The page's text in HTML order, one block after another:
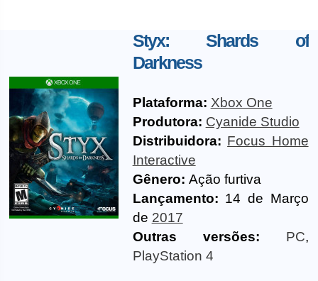
Styx: Shards of
Darkness
Plataforma: Xbox One
Produtora: Cyanide Studio
Distribuidora: Focus Home
Interactive
Gênero: Ação furtiva
Lançamento: 14 de Março
de 2017
Outras versões:
PC,
PlayStation 4